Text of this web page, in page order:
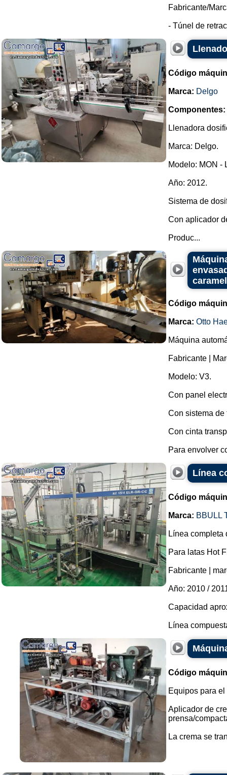
Fabricante/
- Túnel de
Código
Marca: Delgo
Componentes:
Llenadora
Marca: Delgo.
Modelo: MON -
Año: 2012.
Sistema de
Con aplicador
Produc...
Código
Marca: Otto
Máquina
Fabricante |
Modelo: V3.
Con panel
Con sistema de
Con cinta
Para envolver
Línea
Código
Marca: BBULL
Línea completa
Para latas Hot
Fabricante |
Año: 2010 /
Capacidad
Línea
Código
Equipos para
Aplicador de
prensa/
La crema se